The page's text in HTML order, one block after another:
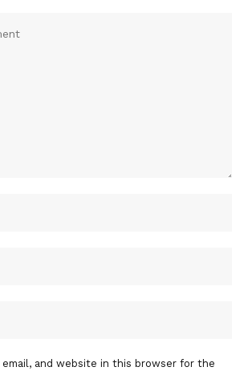
email, and website in this browser for the